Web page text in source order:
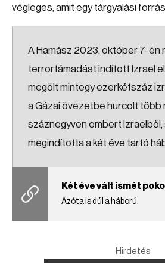
végleges, amit egy tárgyalási
A Hamász 2023. október 7-én
terrortámadást indított Izrael
megölt mintegy ezerkétszáz
a Gázai övezetbe hurcolt több
száznegyven embert Izraelből,
megindította a két éve tartó
Két éve vált ismét
Azóta is dúl a háború.
Hirdetés